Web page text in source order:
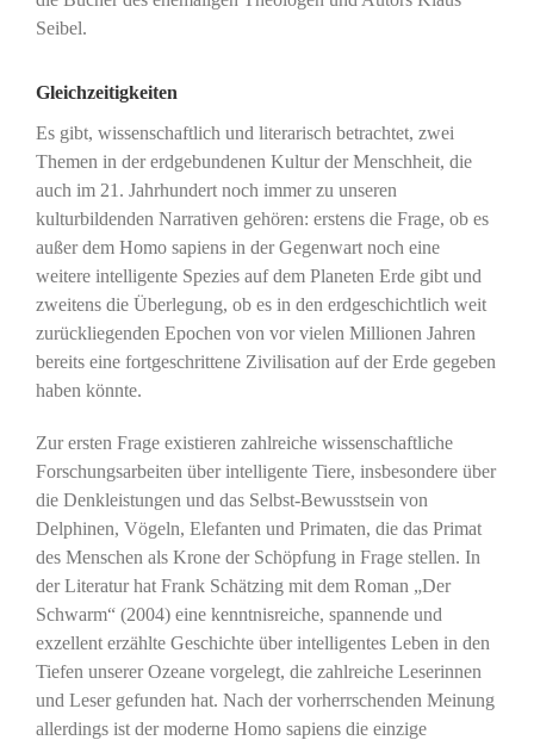
Seibel.
Gleichzeitigkeiten
Es gibt, wissenschaftlich und literarisch betrachtet, zwei
Themen in der erdgebundenen Kultur der Menschheit, die
auch im 21. Jahrhundert noch immer zu unseren
kulturbildenden Narrativen gehören: erstens die Frage, ob es
außer dem Homo sapiens in der Gegenwart noch eine
weitere intelligente Spezies auf dem Planeten Erde gibt und
zweitens die Überlegung, ob es in den erdgeschichtlich weit
zurückliegenden Epochen von vor vielen Millionen Jahren
bereits eine fortgeschrittene Zivilisation auf der Erde gegeben
haben könnte.
Zur ersten Frage existieren zahlreiche wissenschaftliche
Forschungsarbeiten über intelligente Tiere, insbesondere über
die Denkleistungen und das Selbst-Bewusstsein von
Delphinen, Vögeln, Elefanten und Primaten, die das Primat
des Menschen als Krone der Schöpfung in Frage stellen. In
der Literatur hat Frank Schätzing mit dem Roman „Der
Schwarm“ (2004) eine kenntnisreiche, spannende und
exzellent erzählte Geschichte über intelligentes Leben in den
Tiefen unserer Ozeane vorgelegt, die zahlreiche Leserinnen
und Leser gefunden hat. Nach der vorherrschenden Meinung
allerdings ist der moderne Homo sapiens die einzige